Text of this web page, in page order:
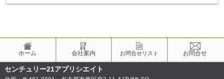
ホーム 会社案内 お問合せリスト お問合せ
センチュリー21アプリシエイト